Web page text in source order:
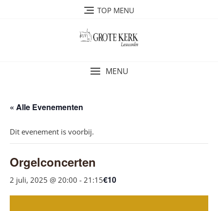
TOP MENU
MENU
« Alle Evenementen
Dit evenement is voorbij.
Orgelconcerten
2 juli, 2025 @ 20:00 - 21:15€10